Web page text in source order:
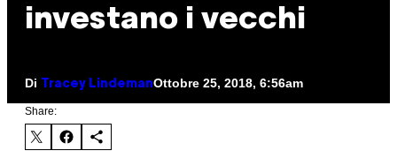
investano i vecchi
Di Tracey LindemanOttobre 25, 2018, 6:56am
Share: